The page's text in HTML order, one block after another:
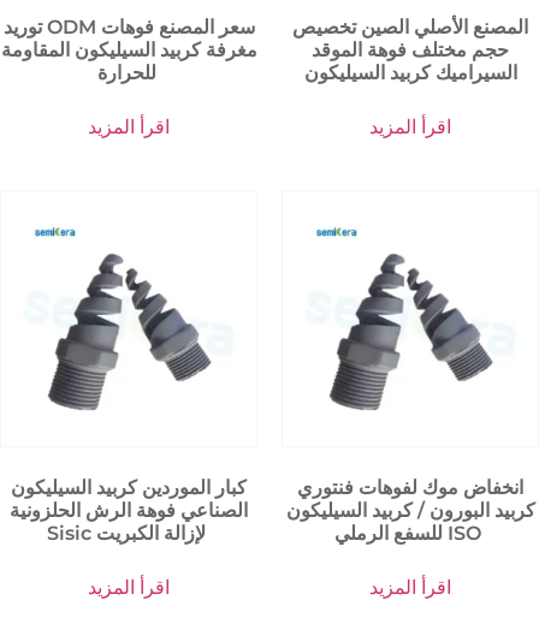
توريد ODM سعر المصنع فوهات
مغرفة كربيد السيليكون المقاومة
اقرأ المزيد
المصنع الأصلي الصين تخصيص
حجم مختلف فوهة الموقد
السيراميك كربيد السيليكون
اقرأ المزيد
كبار الموردين كربيد السيليكون
الصناعي فوهة الرش الحلزونية
اقرأ المزيد
انخفاض موك لفوهات فنتوري
كربيد البورون / كربيد السيليكون
للسفع الرملي ISO
اقرأ المزيد